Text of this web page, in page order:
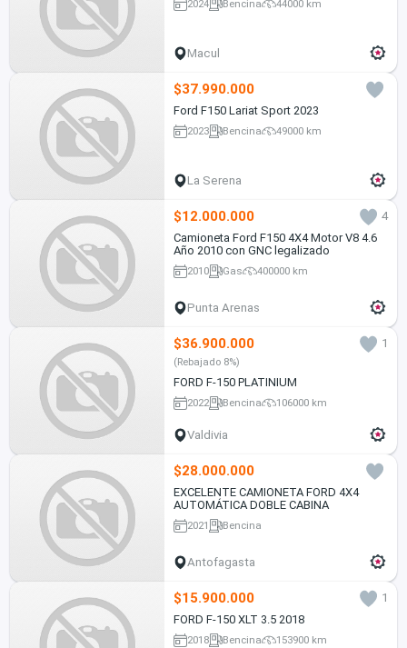
2024 Bencina 44000 km
Macul
$37.990.000
Ford F150 Lariat Sport 2023
2023 Bencina 49000 km
La Serena
$12.000.000
4
Camioneta Ford F150 4X4 Motor V8 4.6
Año 2010 con GNC legalizado
2010 Gas 400000 km
Punta Arenas
$36.900.000 1
(Rebajado 8%)
FORD F-150 PLATINIUM
2022 Bencina 106000 km
Valdivia
$28.000.000
EXCELENTE CAMIONETA FORD 4X4
AUTOMÁTICA DOBLE CABINA
2021 Bencina
Antofagasta
$15.900.000
1
FORD F-150 XLT 3.5 2018
2018 Bencina 153900 km